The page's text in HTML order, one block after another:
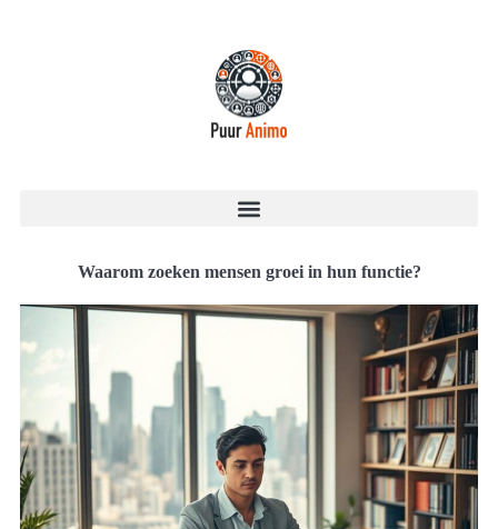
Waarom zoeken mensen groei in hun functie?